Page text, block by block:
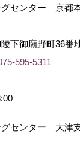
グセンター 京都
下御廟野町36番
595-5311
グセンター 大津